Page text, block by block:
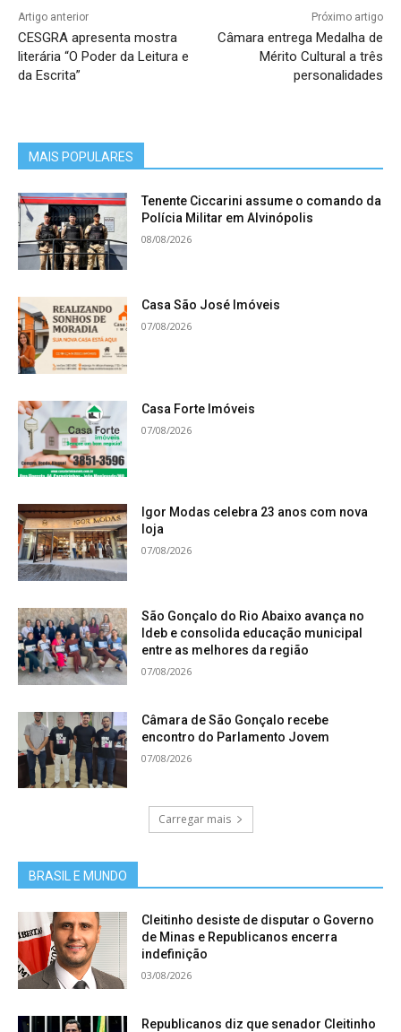
Artigo anterior
CESGRA apresenta mostra
literária “O Poder da Leitura e
da Escrita”
Próximo artigo
Câmara entrega Medalha de
Mérito Cultural a três
personalidades
MAIS POPULARES
Tenente Ciccarini assume o comando da
Polícia Militar em Alvinópolis
08/08/2026
Casa São José Imóveis
07/08/2026
Casa Forte Imóveis
07/08/2026
Igor Modas celebra 23 anos com nova
loja
07/08/2026
São Gonçalo do Rio Abaixo avança no
Ideb e consolida educação municipal
entre as melhores da região
07/08/2026
Câmara de São Gonçalo recebe
encontro do Parlamento Jovem
07/08/2026
Carregar mais
BRASIL E MUNDO
Cleitinho desiste de disputar o Governo
de Minas e Republicanos encerra
indefinição
03/08/2026
Republicanos diz que senador Cleitinho